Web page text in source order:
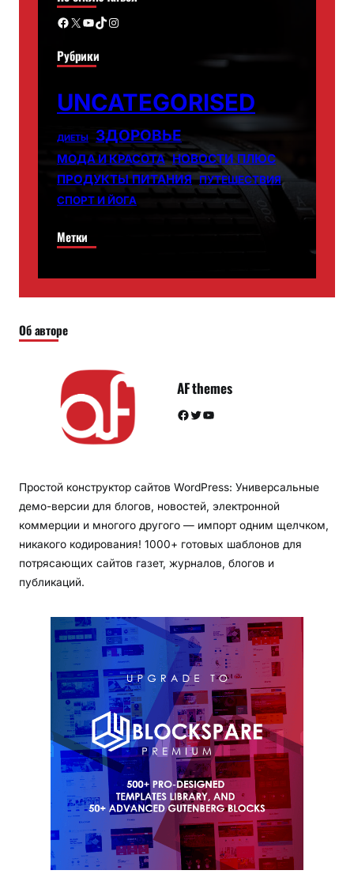
Facebook X YouTube TikTok Instagram
Рубрики
UNCATEGORISED
ДИЕТЫ ЗДОРОВЬЕ
МОДА И КРАСОТА НОВОСТИ ПЛЮС
ПРОДУКТЫ ПИТАНИЯ ПУТЕШЕСТВИЯ
СПОРТ И ЙОГА
Метки
Об авторе
AF themes
Facebook Twitter YouTube
Простой конструктор сайтов WordPress: Универсальные
демо-версии для блогов, новостей, электронной
коммерции и многого другого — импорт одним щелчком,
никакого кодирования! 1000+ готовых шаблонов для
потрясающих сайтов газет, журналов, блогов и
публикаций.